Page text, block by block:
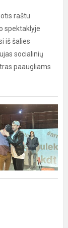
raštu
spektaklyje
iš šalies
socialinių
paaugliams